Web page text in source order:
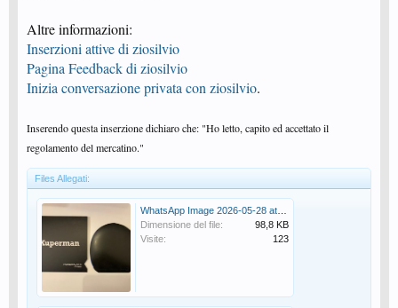
Altre informazioni:
Inserzioni attive di ziosilvio
Pagina Feedback di ziosilvio
Inizia conversazione privata con ziosilvio.
Inserendo questa inserzione dichiaro che: "Ho letto, capito ed accettato il
regolamento del mercatino."
Files Allegati:
Dimensione del file:
98,8 KB
Visite:
123